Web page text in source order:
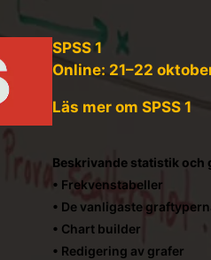
SPSS 1
Online: 21–22
Läs mer om SPSS 1
Beskrivande statistik och
• Frekvenstabeller
• De vanligaste
• Chart builder
• Redigering av grafer